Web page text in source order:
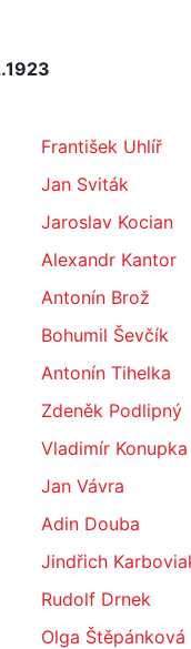
František Uhlíř
Jan Sviták
Jaroslav Kocian
Alexandr Kantor
Antonín Brož
Bohumil Ševčík
Antonín Tihelka
Zdeněk Podlipný
Vladimír Konupka
Jan Vávra
Adin Douba
Jindřich
Rudolf Drnek
Olga Štěpánková